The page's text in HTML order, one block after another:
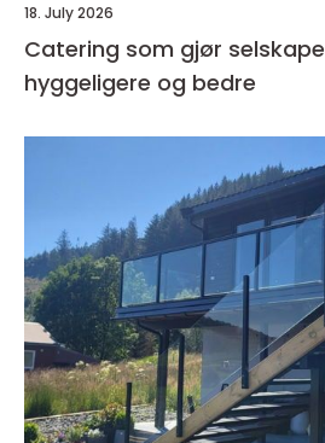
18. July 2026
Catering som gjør
hyggeligere og bedre